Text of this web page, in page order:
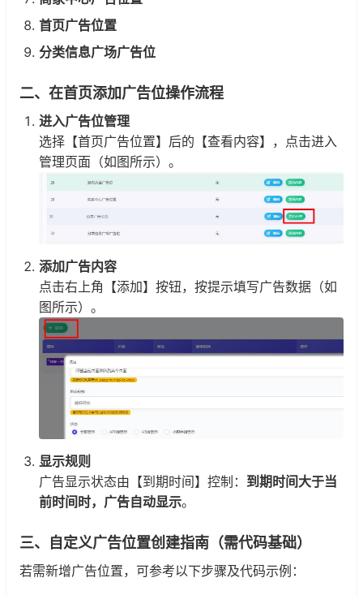
首页广告位置
分类信息广场广告位
二、在首页添加广告位操作流程
进入广告位管理
选择【首页广告位置】后的【查看内容】，点击进入
管理页面（如图所示）。
添加广告内容
点击右上角【添加】按钮，按提示填写广告数据（如
图所示）。
显示规则
广告显示状态由【到期时间】控制： 到期时间大于当
前时间时，广告自动显示。
三、自定义广告位置创建指南（需代码基础）
若需新增广告位置，可参考以下步骤及代码示例：